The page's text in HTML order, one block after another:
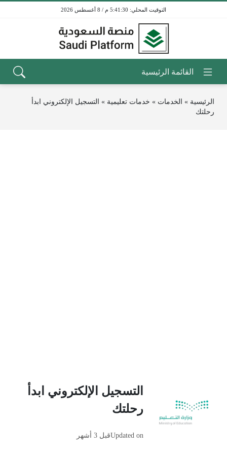
5:41:30 م / 8 أغسطس 2026
الرئيسية » الخدمات » خدمات تعليمية » التسجيل الإلكتروني ابدأ
رحلتك
التسجيل الإلكتروني ابدأ
رحلتك
Updated onقبل 3 أشهر